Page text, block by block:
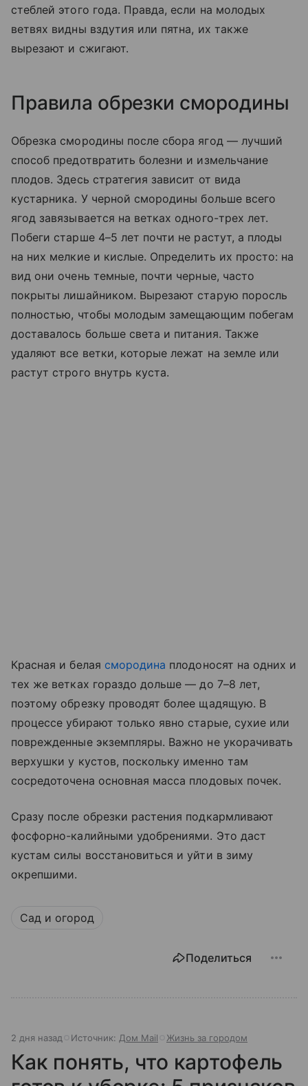
стеблей этого года. Правда, если на молодых
ветвях видны вздутия или пятна, их также
вырезают и сжигают.
Правила обрезки смородины
Обрезка смородины после сбора ягод — лучший
способ предотвратить болезни и измельчание
плодов. Здесь стратегия зависит от вида
кустарника. У черной смородины больше всего
ягод завязывается на ветках одного-трех лет.
Побеги старше 4–5 лет почти не растут, а плоды
на них мелкие и кислые. Определить их просто: на
вид они очень темные, почти черные, часто
покрыты лишайником. Вырезают старую поросль
полностью, чтобы молодым замещающим побегам
доставалось больше света и питания. Также
удаляют все ветки, которые лежат на земле или
растут строго внутрь куста.
Красная и белая смородина плодоносят на одних и
тех же ветках гораздо дольше — до 7–8 лет,
поэтому обрезку проводят более щадящую. В
процессе убирают только явно старые, сухие или
поврежденные экземпляры. Важно не укорачивать
верхушки у кустов, поскольку именно там
сосредоточена основная масса плодовых почек.
Сразу после обрезки растения подкармливают
фосфорно-калийными удобрениями. Это даст
кустам силы восстановиться и уйти в зиму
окрепшими.
Сад и огород
Поделиться
2 дня назад Источник: Дом Mail Жизнь за городом
Как понять, что картофель